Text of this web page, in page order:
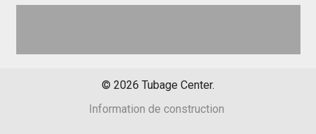
© 2026 Tubage Center.
Information de construction